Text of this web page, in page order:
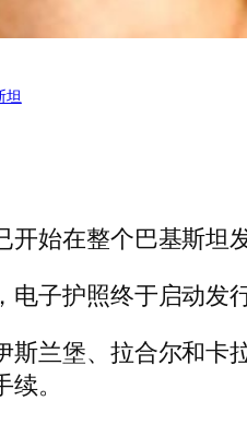
坦
始在整个巴基斯坦
电子护照终于启动发
斯兰堡、拉合尔和卡
。